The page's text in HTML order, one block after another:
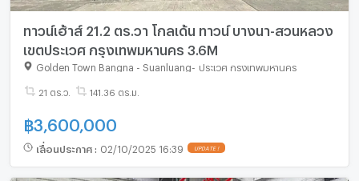
ทาวน์เฮ้าส์ 21.2 ตร.วา โกลเด้น ทาวน์ บางนา-สวนหลวง
เขตประเวศ กรุงเทพมหานคร 3.6M
Golden Town Bangna - Suanluang ประเวศ กรุงเทพมหานคร
21 ตร.ว. 141.36 ตร.ม.
฿3,600,000
เลื่อนประกาศ : 02/10/2025 16:39 UPDATE !